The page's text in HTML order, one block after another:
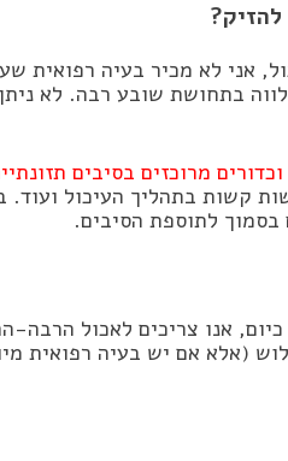
אני לא מכיר בעיה רפואית
בתחושת שובע רבה. לא
מרוכזים בסיבים
קשות בתהליך העיכול ועוד.
בסמוך לתוספת הסיבים.
אנו צריכים לאכול
(אלא אם יש בעיה רפואית